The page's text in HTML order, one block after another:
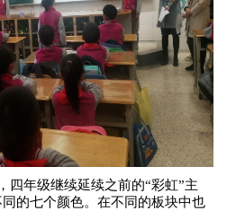
四年级继续延续之前的“彩虹”主
的七个颜色。在不同的板块中也